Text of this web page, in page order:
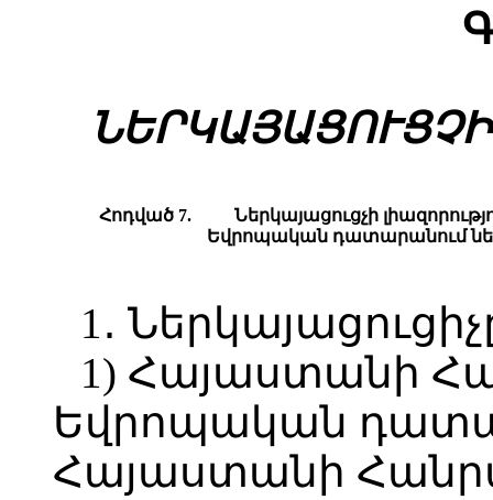
Հոդված 7.
Ներկայացուցչի
Եվրոպական դատարանում
1․
1) Հայաստանի
Եվրոպական
Հայաստանի